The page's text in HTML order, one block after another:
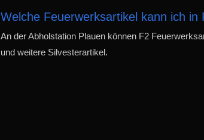
Welche Feuerwerksartikel kann ich in
An der Abholstation Plauen können F2
und weitere Silvesterartikel.